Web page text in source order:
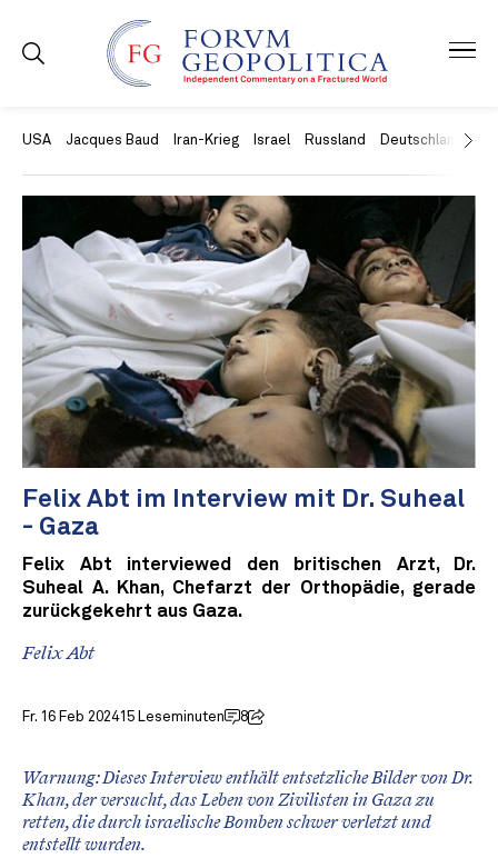
USA Jacques Baud Iran-Krieg Israel Russland Deutschland
Felix Abt im Interview mit Dr. Suheal
- Gaza
Felix Abt interviewed den britischen Arzt, Dr.
Suheal A. Khan, Chefarzt der Orthopädie, gerade
zurückgekehrt aus Gaza.
Felix Abt
Fr. 16 Feb 202415 Leseminuten 8
Warnung: Dieses Interview enthält entsetzliche Bilder von Dr.
Khan, der versucht, das Leben von Zivilisten in Gaza zu
retten, die durch israelische Bomben schwer verletzt und
entstellt wurden.